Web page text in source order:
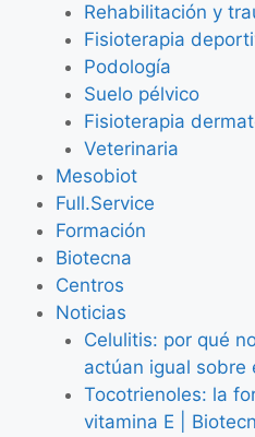
Rehabilitación y
Fisioterapia
Podología
Suelo pélvico
Fisioterapia
Veterinaria
Mesobiot
Full.Service
Formación
Biotecna
Centros
Noticias
Celulitis: por qué
actúan igual sobre
Tocotrienoles: la
vitamina E |